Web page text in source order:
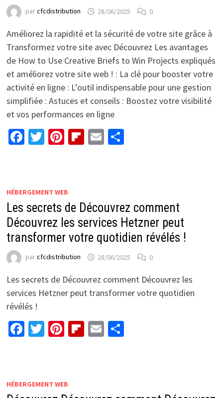
parcfcdistribution 28/06/2025 0
Améliorez la rapidité et la sécurité de votre site grâce à
Transformez votre site avec Découvrez Les avantages
de How to Use Creative Briefs to Win Projects expliqués
et améliorez votre site web ! : La clé pour booster votre
activité en ligne : L’outil indispensable pour une gestion
simplifiée : Astuces et conseils : Boostez votre visibilité
et vos performances en ligne
Facebook
Twitter
Pinterest
Flipboard
EmailPartager
HÉBERGEMENT WEB
Les secrets de Découvrez comment
Découvrez les services Hetzner peut
transformer votre quotidien révélés !
parcfcdistribution 28/06/2025 0
Les secrets de Découvrez comment Découvrez les
services Hetzner peut transformer votre quotidien
révélés !
Facebook
Twitter
Pinterest
Flipboard
EmailPartager
HÉBERGEMENT WEB